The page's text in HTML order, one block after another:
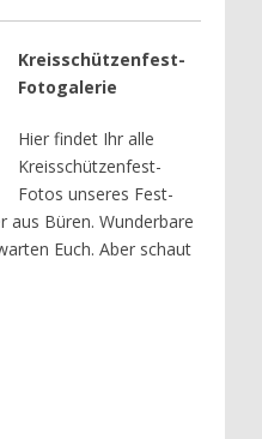
Kreisschützenfest-
Fotogalerie
Hier findet Ihr alle
Kreisschützenfest-
Fotos unseres Fest-
aus Büren. Wunderbare
Euch. Aber schaut